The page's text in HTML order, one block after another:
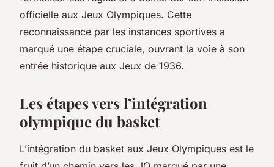
officielle aux Jeux Olympiques. Cette
reconnaissance par les instances sportives a
marqué une étape cruciale, ouvrant la voie à son
entrée historique aux Jeux de 1936.
Les étapes vers l’intégration
olympique du basket
L’intégration du basket aux Jeux Olympiques est le